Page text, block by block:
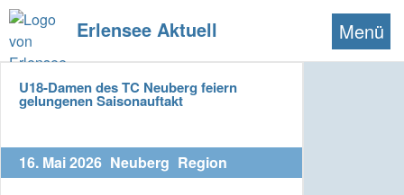
Erlensee Aktuell Menü
U18-Damen des TC Neuberg feiern
gelungenen Saisonauftakt
16. Mai 2026 Neuberg Region